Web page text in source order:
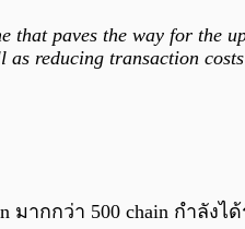
paves the way for the
as reducing transaction
มากกว่า 500 chain กำลั